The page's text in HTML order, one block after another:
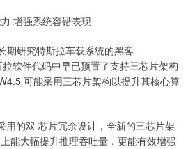
增强系统容错表现
期研究特斯拉车载系统的黑客
软件代码中早已预置了支持三芯片架构
可能采用三芯片架构以提升其核心算
用的双 芯片冗余设计，全新的三芯片架
能大幅提升推理吞吐量，更能有效增强